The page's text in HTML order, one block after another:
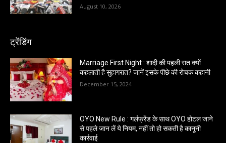
August 10, 2026
ट्रेंडिंग
Marriage First Night : शादी की पहली रात क्यों
कहलाती है सुहागरात? जानें इसके पीछे की रोचक कहानी
December 15, 2024
OYO New Rule : गर्लफ्रेंड के साथ OYO होटल जाने
से पहले जान लें ये नियम, नहीं तो हो सकती है कानूनी
कार्रवाई